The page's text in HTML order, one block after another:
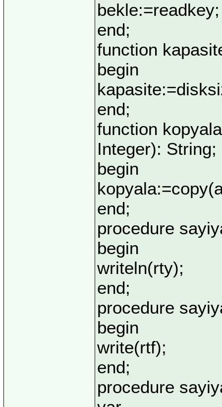
bekle:=readkey;
end;
function
begin
end;
function
Integer): String;
begin
end;
procedure
begin
writeln(rty);
end;
procedure
begin
write(rtf);
end;
procedure